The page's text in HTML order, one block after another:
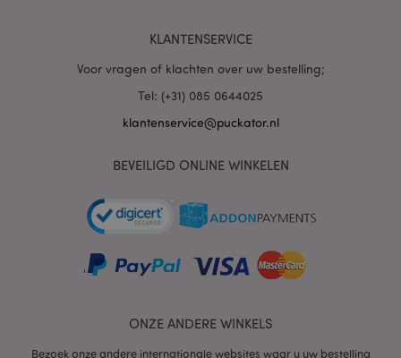
KLANTENSERVICE
Voor vragen of klachten over uw bestelling;
Tel: (+31) 085 0644025
klantenservice@puckator.nl
BEVEILIGD ONLINE WINKELEN
ONZE ANDERE WINKELS
Bezoek onze andere internationale websites waar u uw bestelling
mage-cache-sessid
_GRECAPTCHA
Google LLC
form_key
Adobe Inc.
.www.puckator.nl
www.puckator.nl